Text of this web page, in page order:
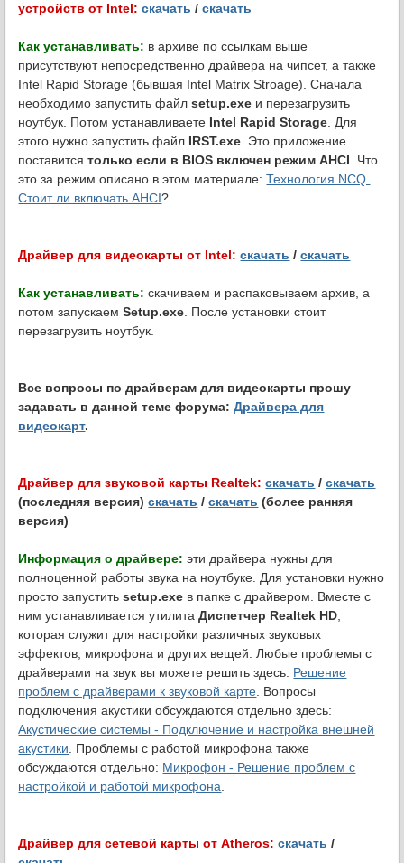
устройств от Intel: скачать /скачать
Как устанавливать: в архиве по ссылкам выше
присутствуют непосредственно драйвера на чипсет, а также
Intel Rapid Storage (бывшая Intel Matrix Stroage). Сначала
необходимо запустить файлsetup.exe и перезагрузить
ноутбук. Потом устанавливаете Intel Rapid Storage . Для
этого нужно запустить файл IRST.exe . Это приложение
поставитсятолько если в BIOS включен режим AHCI . Что
это за режим описано в этом материале:Технология NCQ.
Стоит ли включать AHCI?
Драйвер для видеокарты от Intel: скачать /скачать
Как устанавливать: скачиваем и распаковываем архив, а
потом запускаемSetup.exe . После установки стоит
перезагрузить ноутбук.
Все вопросы по драйверам для видеокарты прошу
задавать в данной теме форума:Драйвера для
видеокарт.
Драйвер для звуковой карты Realtek: скачать /скачать
(последняя версия)скачать /скачать (более ранняя
версия)
Информация о драйвере: эти драйвера нужны для
полноценной работы звука на ноутбуке. Для установки нужно
просто запуститьsetup.exe в папке с драйвером. Вместе с
ним устанавливается утилитаДиспетчер Realtek HD
которая служит для настройки различных звуковых
эффектов, микрофона и других вещей. Любые проблемы с
драйверами на звук вы можете решить здесь: Решение
проблем с драйверами к звуковой карте . Вопросы
подключения акустики обсуждаются отдельно здесь:
Акустические системы - Подключение и настройка внешней
акустики . Проблемы с работой микрофона также
обсуждаются отдельно: Микрофон - Решение проблем с
настройкой и работой микрофона
Драйвер для сетевой карты от Atheros: скачать /